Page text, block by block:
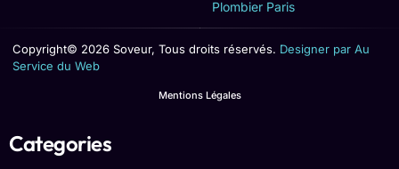
Plombier Paris
Copyright© 2026 Soveur, Tous droits réservés. Designer par Au
Service du Web
Mentions Légales
Categories